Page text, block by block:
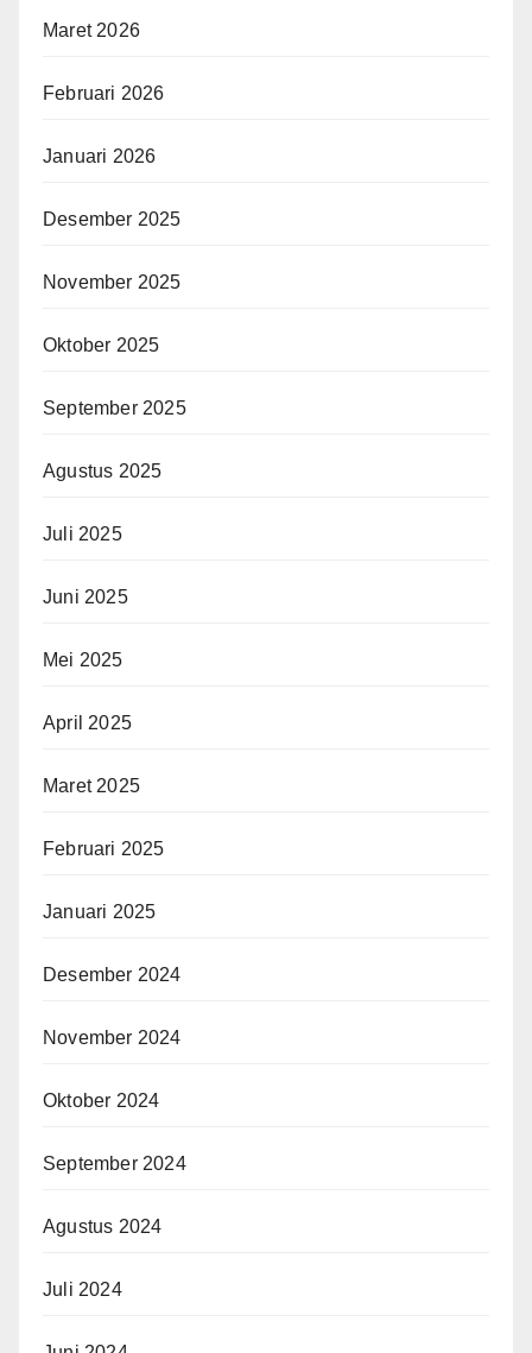
Maret 2026
Februari 2026
Januari 2026
Desember 2025
November 2025
Oktober 2025
September 2025
Agustus 2025
Juli 2025
Juni 2025
Mei 2025
April 2025
Maret 2025
Februari 2025
Januari 2025
Desember 2024
November 2024
Oktober 2024
September 2024
Agustus 2024
Juli 2024